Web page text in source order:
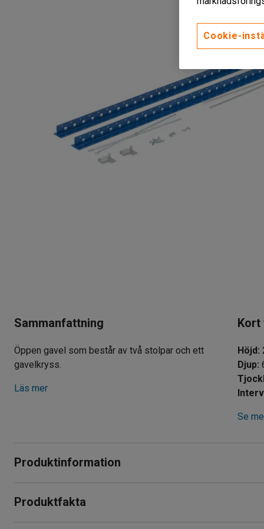
Sammanfattning
Öppen gavel som består av två stolpar och ett
gavelkryss.
Läs mer
Kort
Höjd :
Djup:
Se
Produktinformation
med 50 mm mellanrum.
Produktfakta
Cookie-